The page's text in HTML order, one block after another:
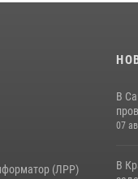
(ЛРР)
В
07
В